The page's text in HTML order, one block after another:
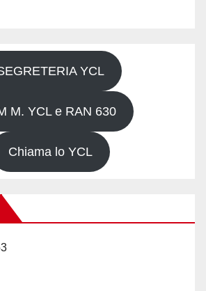
YCL
M. YCL e RAN 630
Chiama lo YCL